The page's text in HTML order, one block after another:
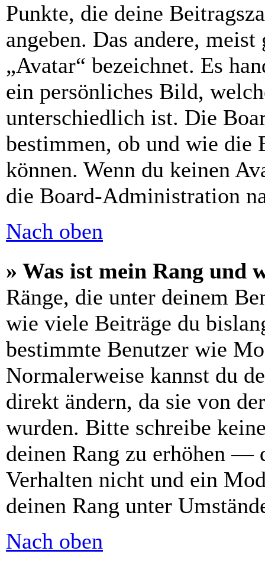
Punkte, die deine
angeben. Das andere,
„Avatar“ bezeichnet. Es
ein persönliches Bild,
unterschiedlich ist. Die
bestimmen, ob und wie die
können. Wenn du keinen
die Board-Administration
Nach oben
» Was ist mein Rang und
Ränge, die unter deinem
wie viele Beiträge du
bestimmte Benutzer wie
Normalerweise kannst du
direkt ändern, da sie von
wurden. Bitte schreibe
deinen Rang zu erhöhen —
Verhalten nicht und ein
deinen Rang unter
Nach oben